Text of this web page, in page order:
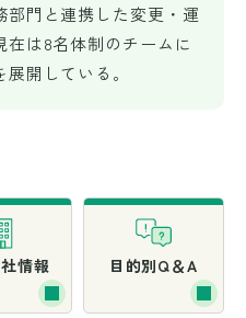
部門と連携した変更・運
は8名体制のチームに
開している。
情報 目的別Q＆A